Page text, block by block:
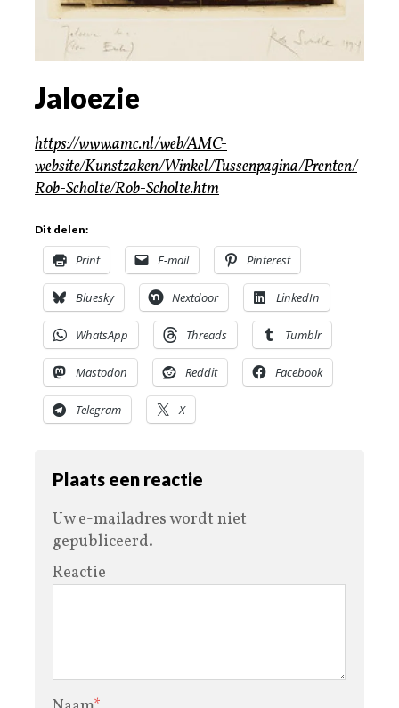
Jaloezie
https://www.amc.nl/web/AMC-
website/Kunstzaken/Winkel/Tussenpagina/Prenten/
Rob-Scholte/Rob-Scholte.htm
Dit delen:
Print E-mail Pinterest
Bluesky Nextdoor LinkedIn
WhatsApp Threads Tumblr
Mastodon Reddit Facebook
Telegram X
Plaats een reactie
Uw e-mailadres wordt niet
gepubliceerd.
Reactie